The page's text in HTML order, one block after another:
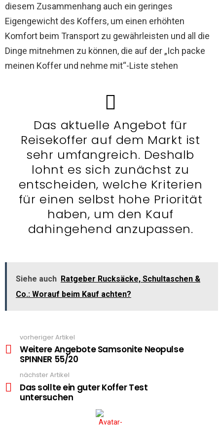
diesem Zusammenhang auch ein geringes
Eigengewicht des Koffers, um einen erhöhten
Komfort beim Transport zu gewährleisten und all die
Dinge mitnehmen zu können, die auf der „Ich packe
meinen Koffer und nehme mit“-Liste stehen
Das aktuelle Angebot für
Reisekoffer auf dem Markt ist
sehr umfangreich. Deshalb
lohnt es sich zunächst zu
entscheiden, welche Kriterien
für einen selbst hohe Priorität
haben, um den Kauf
dahingehend anzupassen.
Siehe auch Ratgeber Rucksäcke, Schultaschen &
Co.: Worauf beim Kauf achten?
more
vorheriger Artikel
Weitere Angebote Samsonite Neopulse
SPINNER 55/20
nächster Artikel
Das sollte ein guter Koffer Test
untersuchen